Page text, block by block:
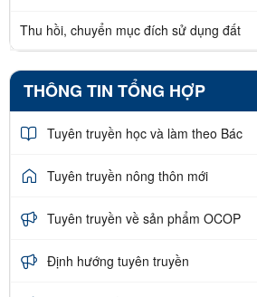
Thu hồi, chuyển mục đích sử dụng đất
THÔNG TIN TỔNG HỢP
Tuyên truyền học và làm theo Bác
Tuyên truyền nông thôn mới
Tuyên truyền về sản phẩm OCOP
Định hướng tuyên truyền